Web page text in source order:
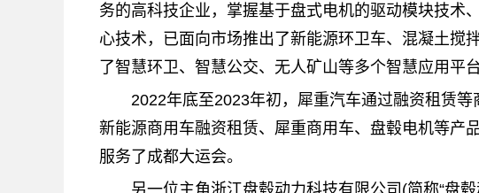
务的高科技企业，掌握基于盘式电机的驱动模块技术
心技术，已面向市场推出了新能源环卫车、混凝土搅
了智慧环卫、智慧公交、无人矿山等多个智慧应用平
2022年底至2023年初，犀重汽车通过融资租赁
新能源商用车融资租赁、犀重商用车、盘毂电机等产
服务了成都大运会。
另一位主角浙江盘毂动力科技有限公司(简称“盘